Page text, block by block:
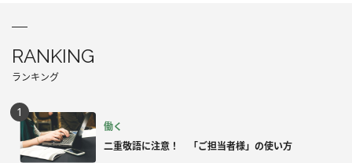
RANKING
ランキング
働く
二重敬語に注意！ 「ご担当者様」の使い方